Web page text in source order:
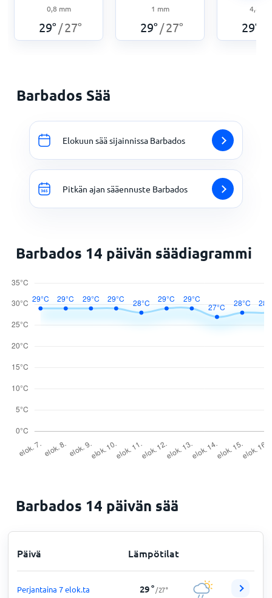
0,8 mm
29° /27°
1 mm
29° /27°
4,8
29°
Barbados Sää
Elokuun sää sijainnissa Barbados
Pitkän ajan sääennuste Barbados
Barbados 14 päivän säädiagrammi
Barbados 14 päivän sää
Päivä Lämpötilat
Perjantaina 7 elok.ta 29° /27°